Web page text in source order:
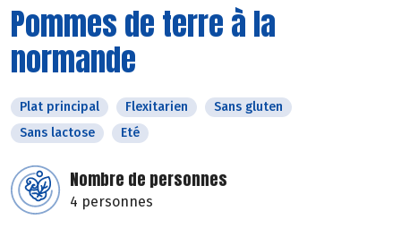
Pommes de terre à la
normande
Plat principal Flexitarien
Sans gluten
Sans lactose
Eté
Nombre de personnes
4 personnes